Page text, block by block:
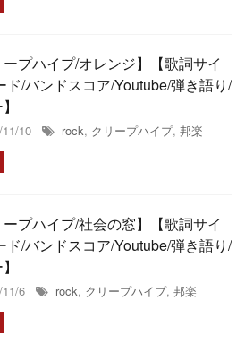
ープハイプ/オレンジ】【歌詞サイ
ド/バンドスコア/Youtube/弾き語り/
10 rock, クリープハイプ, 邦楽
ープハイプ/社会の窓】【歌詞サイ
ド/バンドスコア/Youtube/弾き語り/
6 rock, クリープハイプ, 邦楽